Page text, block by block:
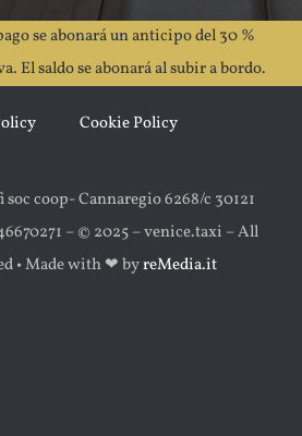
se abonará un anticipo del 30 %
El saldo se abonará al subir a bordo.
Cookie Policy
coop- Cannaregio 6268/c 30121
– © 2025 – venice.taxi – All
• Made with ‪‪❤︎‬ byreMedia.it